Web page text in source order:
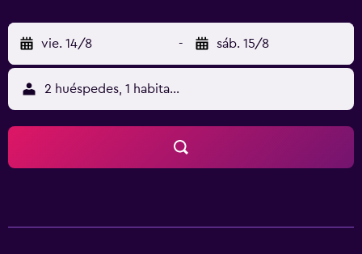
vie. 14/8 - sáb. 15/8
2 huéspedes, 1 habitación